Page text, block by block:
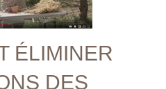
ÉLIMINER
DES